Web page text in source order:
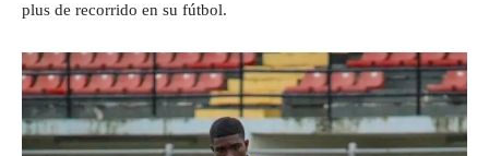
plus de recorrido en su fútbol.